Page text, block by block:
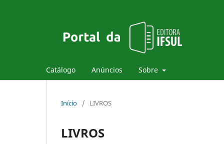
Catálogo Anúncios Sobre
Início / LIVROS
LIVROS